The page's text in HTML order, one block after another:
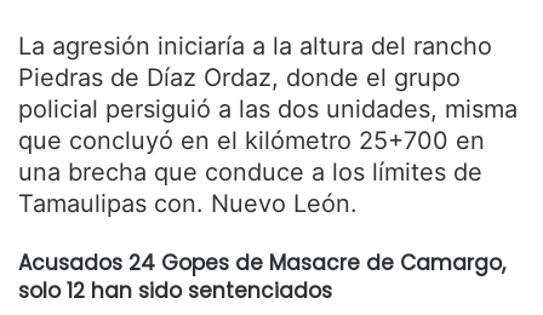
La agresión iniciaría a la altura del rancho
Piedras de Díaz Ordaz, donde el grupo
policial persiguió a las dos unidades, misma
que concluyó en el kilómetro 25+700 en
una brecha que conduce a los límites de
Tamaulipas con. Nuevo León.
Acusados 24 Gopes de Masacre de Camargo,
solo 12 han sido sentenciados